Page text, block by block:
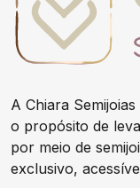
A Chiara
o propósito de
por meio de
exclusivo,